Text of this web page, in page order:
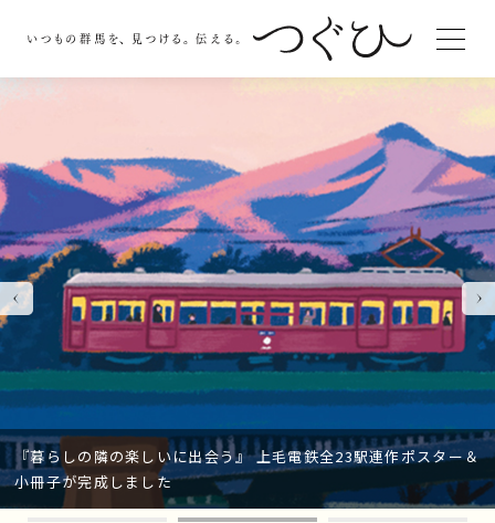
Previous
『暮らしの隣の楽しいに出会う』 上毛電鉄全23駅連作ポスター＆
小冊子が完成しました
Next